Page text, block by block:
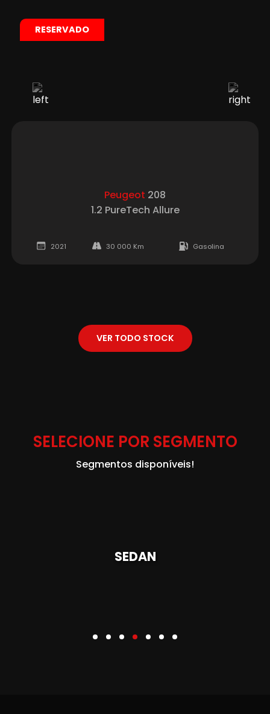
Peugeot 208
1.2 PureTech Allure
2021 30 000 Km Gasolina
RESERVADO
VER TODO STOCK
SELECIONE POR SEGMENTO
Segmentos disponíveis!
SEDAN